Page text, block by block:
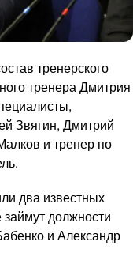
тренерского
тренера Дмитрия
Звягин, Дмитрий
и тренер по
два известных
должности
и Александр